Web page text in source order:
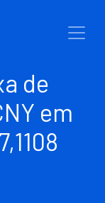
de
em